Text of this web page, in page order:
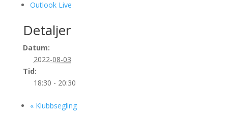
Outlook Live
Detaljer
Datum:
2022-08-03
Tid:
18:30 - 20:30
«Klubbsegling